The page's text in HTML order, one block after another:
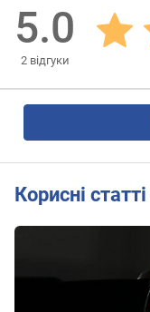
5.0
2 відгуки
Корисні статті